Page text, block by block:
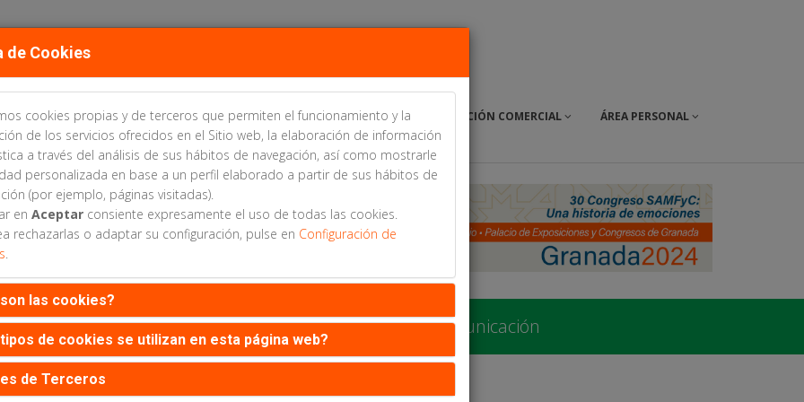
de Cookies
cookies propias y de terceros que permiten el funcionamiento y la
de los servicios ofrecidos en el Sitio web, la elaboración de información
a través del análisis de sus hábitos de navegación, así como mostrarle
personalizada en base a un perfil elaborado a partir de sus hábitos de
(por ejemplo, páginas visitadas).
en Aceptar consiente expresamente el uso de todas las cookies.
rechazarlas o adaptar su configuración, pulse en Configuración de
.
las cookies?
de cookies se utilizan en esta página web?
de Terceros
ÁREA CIENTÍFICA INSCRIPCIONES ALOJAMIENTO EXPOSICIÓN COMERCIAL ÁREA PERSONAL
necesario estar inscrito al congreso para enviar tu comunicación